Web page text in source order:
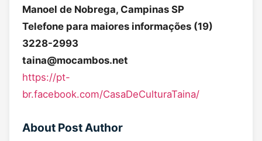
Manoel de Nobrega, Campinas SP
Telefone para maiores informações (19)
3228-2993
taina@mocambos.net
https://pt-
br.facebook.com/CasaDeCulturaTaina/
About Post Author